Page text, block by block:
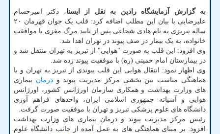
به گزارش آزمایشگاه رادین به نقل از ایسنا، دکتر امیرحسام
علیرضایی با بیان این مطلب اضافه کرد: قلب یک جوان قهرمان ۲۰
ساله تبریزی به نام هادی شجاعی پس از تایید مرگ مغزی با موافقت
خانواده، به یک بیمار در صف پیوند در تهران اهدا شد.
وی افزود: این قلب به صورت "هوایی" از تبریز به تهران منتقل شد و
در بیمارستان امام خمینی (ره) با موفقیت پیوند زده شد.
وی اظهار نمود: انتقال هوایی این قلب پیوندی از تبریز به تهران و با
هماهنگی مناسب بین بخشی مرکز مدیریت پیوند ودرمان بیماری
های وزارت بهداشت و همکاری سازمان اورژانس کشور، اورژانس
هوایی و آشیانه جمهوری اسلامی ایران، واحدهای فراهم آوری
دانشگاه های علوم پزشکی تبریز و تهران با موفقیت صورت گرفت.
رئیس مرکز مدیریت پیوند و درمان بیماری های وزارت بهداشت
افزود: بر مبنای هماهنگی های به عمل آمده از جانب دانشگاه علوم